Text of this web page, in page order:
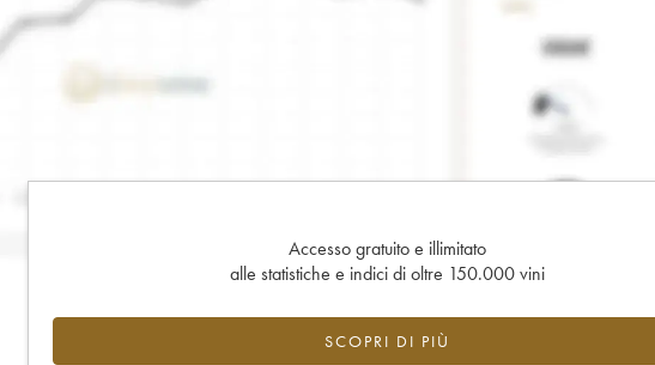
Accesso gratuito e illimitato
alle statistiche e indici di oltre 150.000 vini
SCOPRI DI PIÙ